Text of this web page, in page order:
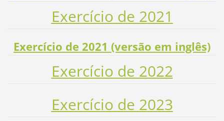
Exercício de 2021
Exercício de 2021 (versão em inglês)
Exercício de 2022
Exercício de 2023